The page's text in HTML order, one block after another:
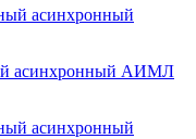
асинхронный АИМЛ